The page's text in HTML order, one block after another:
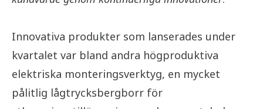
Innovativa produkter som lanserades under
kvartalet var bland andra högproduktiva
elektriska monteringsverktyg, en mycket
pålitlig lågtrycksbergborr för